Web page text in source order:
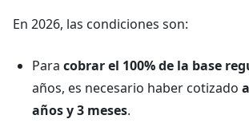
En 2026, las condiciones son:
Para cobrar el 100% de la base
años, es necesario haber cotizado
años y 3 meses.